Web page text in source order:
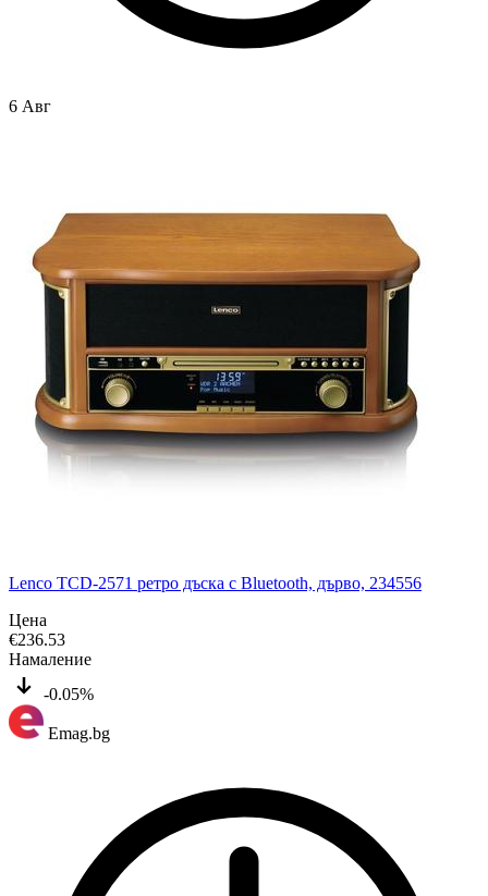
6 Авг
Lenco TCD-2571 ретро дъска с Bluetooth, дърво, 234556
Цена
€236.53
Намаление
-0.05%
Emag.bg